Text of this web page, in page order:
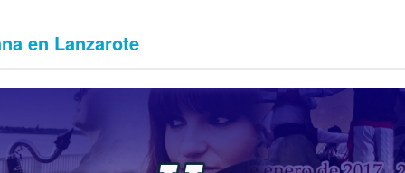
en Lanzarote